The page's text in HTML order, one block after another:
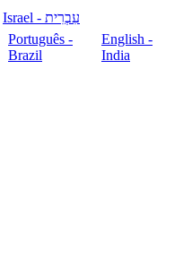
עִבְרִית - Israel
Português -
Brazil
English -
India